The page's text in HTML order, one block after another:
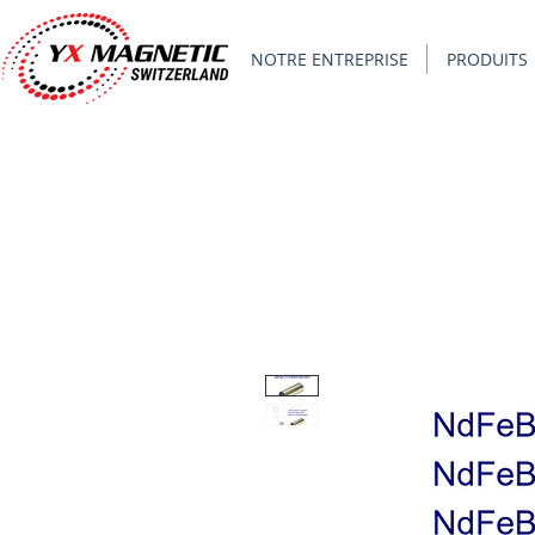
NOTRE ENTREPRISE PRODUITS